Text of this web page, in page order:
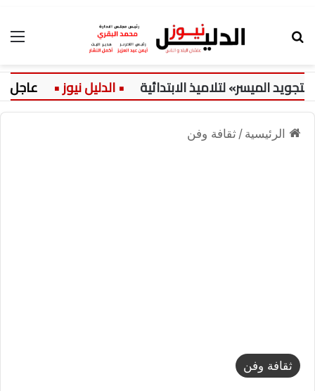
الميسر» لتلاميذ الابتدائية عاجل:
الرئيسية / ثقافة وفن
ثقافة وفن